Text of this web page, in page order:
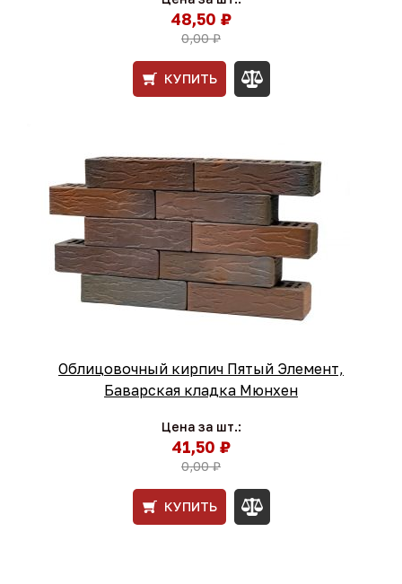
48,50 ₽
0,00 ₽
КУПИТЬ
Облицовочный кирпич Пятый Элемент,
Баварская кладка Мюнхен
Цена за шт.:
41,50 ₽
0,00 ₽
КУПИТЬ